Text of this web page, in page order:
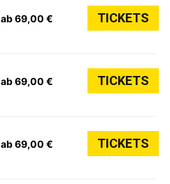
ab 69,00 € TICKETS
ab 69,00 € TICKETS
ab 69,00 € TICKETS